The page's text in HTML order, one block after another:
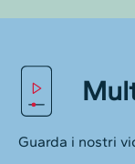
Guarda i nostri